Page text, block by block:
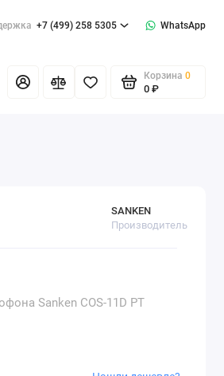
+7 (499) 258 5305 WhatsApp
Корзина 0
0 ₽
Sanken COS-11D PT
SANKEN
Производитель